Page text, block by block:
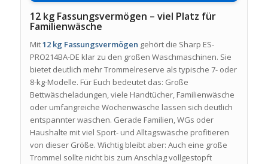
12 kg Fassungsvermögen – viel Platz für
Familienwäsche
Mit12 kg Fassungsvermögen gehört die Sharp ES-
PRO214BA-DE klar zu den großen Waschmaschinen. Sie
bietet deutlich mehr Trommelreserve als typische 7- oder
8-kg-Modelle. Für Euch bedeutet das: Große
Bettwäscheladungen, viele Handtücher, Familienwäsche
oder umfangreiche Wochenwäsche lassen sich deutlich
entspannter waschen. Gerade Familien, WGs oder
Haushalte mit viel Sport- und Alltagswäsche profitieren
von dieser Größe. Wichtig bleibt aber: Auch eine große
Trommel sollte nicht bis zum Anschlag vollgestopft